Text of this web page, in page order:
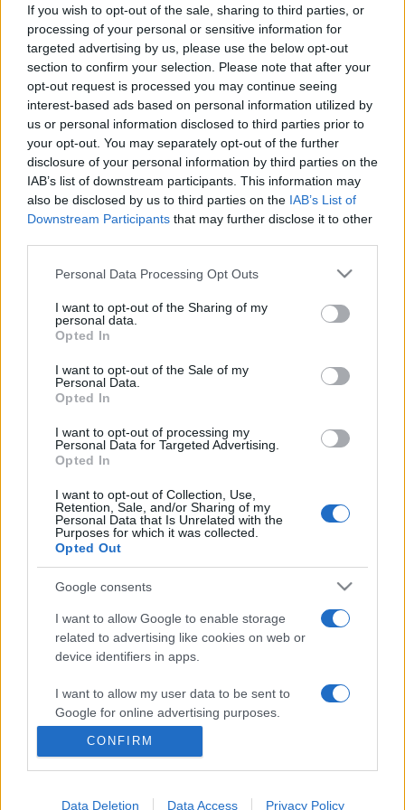
If you wish to opt-out of the sale, sharing to third parties, or
processing of your personal or sensitive information for
targeted advertising by us, please use the below opt-out
section to confirm your selection. Please note that after your
opt-out request is processed you may continue seeing
interest-based ads based on personal information utilized by
us or personal information disclosed to third parties prior to
your opt-out. You may separately opt-out of the further
disclosure of your personal information by third parties on the
IAB’s list of downstream participants. This information may
also be disclosed by us to third parties on the IAB’s List of
Downstream Participants that may further disclose it to other
Please note that this website/app uses one or more Google
not limited to your visit or usage behaviour. You may click to
grant or deny consent to Google and its third-party tags to
use your data for below specified purposes in below Google
consent section.
Personal Data Processing Opt Outs
I want to opt-out of the Sharing of my
personal data.
Opted In
I want to opt-out of the Sale of my
Personal Data.
Opted In
I want to opt-out of processing my
Personal Data for Targeted Advertising.
Opted In
I want to opt-out of Collection, Use,
Retention, Sale, and/or Sharing of my
Personal Data that Is Unrelated with the
Purposes for which it was collected.
Opted Out
Google consents
I want to allow Google to enable storage
related to advertising like cookies on web or
device identifiers in apps.
I want to allow my user data to be sent to
Google for online advertising purposes.
I want to allow Google to send me
personalized advertising.
I want to allow Google to enable storage
CONFIRM
Data Deletion Data Access Privacy Policy
Sváby Lajos (1963), Klimó Károly (1965), Szabados Árpád
(1970), Tölg-Molnár Zoltán (1971), Banga Ferenc (1974), Váli
Dezső (1977), El Kazovszkij (1980), Bukta Imre (1981), Vojnich
Erzsébet (1982), Szirtes János (1984), Roskó Gábor (1985),
Ádám Zoltán (1986), Bernát András (1987), Kicsiny Balázs
(1988), Köves Éva (1989), Várnagy Tibor (1999), Németh
Ágnes (1993) stb. Az Ernst Múzeumban megrendezett
kiállítás az ösztöndíjjal kitüntetett fiatal művészek
rendszeres bemutatkozási fórumává vált, ahol munkásságuk
első állomását tárják a nagyközönség elé. A most kiállítók
közt azonban máris olyan sikeres művészek szerepelnek,
mint a köztéri munkáikról ismert Menasági Péter és
Szmrecsányi Boldizsár szobrászok, vagy Benczúr Emese, aki
tagjai: Bak Imre festőművész, Bán András
művészettörténész, Bencsik István szobrászművész, El
Kazovszkij festőművész, fe Lugossy László festőművész,
Kőnig Frigyes festőművész, Körösényi Tamás
János művészettörténész, Sugár János képzőművész,
Várnai Gyula képzőművész A kiállítás helyszíne: 1065
Budapest Nagymező u. 8. A kiállítás megtekinthető: 2006.
március 1. - április 5.